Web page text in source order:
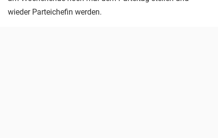
wieder Parteichefin werden.